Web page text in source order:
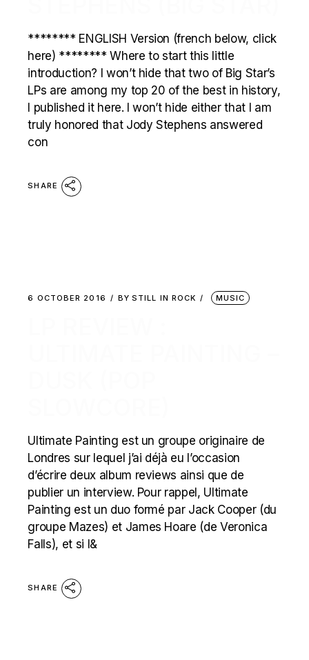
******** ENGLISH Version (french below, click
here) ******** Where to start this little
introduction? I won’t hide that two of Big Star’s
LPs are among my top 20 of the best in history,
I published it here. I won’t hide either that I am
truly honored that Jody Stephens answered
con
SHARE
6 OCTOBER 2016 BY STILL IN ROCK MUSIC
Ultimate Painting est un groupe originaire de
Londres sur lequel j’ai déjà eu l’occasion
d’écrire deux album reviews ainsi que de
publier un interview. Pour rappel, Ultimate
Painting est un duo formé par Jack Cooper (du
groupe Mazes) et James Hoare (de Veronica
Falls), et si l&
SHARE